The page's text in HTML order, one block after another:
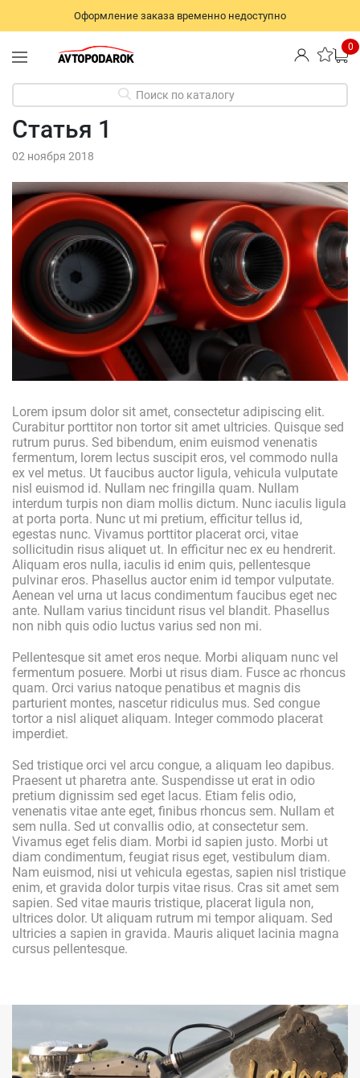
Оформление заказа временно недоступно
0
Поиск по каталогу
Статья 1
02 ноября 2018
Lorem ipsum dolor sit amet, consectetur adipiscing elit.
Curabitur porttitor non tortor sit amet ultricies. Quisque sed
rutrum purus. Sed bibendum, enim euismod venenatis
fermentum, lorem lectus suscipit eros, vel commodo nulla
ex vel metus. Ut faucibus auctor ligula, vehicula vulputate
nisl euismod id. Nullam nec fringilla quam. Nullam
interdum turpis non diam mollis dictum. Nunc iaculis ligula
at porta porta. Nunc ut mi pretium, efficitur tellus id,
egestas nunc. Vivamus porttitor placerat orci, vitae
sollicitudin risus aliquet ut. In efficitur nec ex eu hendrerit.
Aliquam eros nulla, iaculis id enim quis, pellentesque
pulvinar eros. Phasellus auctor enim id tempor vulputate.
Aenean vel urna ut lacus condimentum faucibus eget nec
ante. Nullam varius tincidunt risus vel blandit. Phasellus
non nibh quis odio luctus varius sed non mi.
Pellentesque sit amet eros neque. Morbi aliquam nunc vel
fermentum posuere. Morbi ut risus diam. Fusce ac rhoncus
quam. Orci varius natoque penatibus et magnis dis
parturient montes, nascetur ridiculus mus. Sed congue
tortor a nisl aliquet aliquam. Integer commodo placerat
imperdiet.
Sed tristique orci vel arcu congue, a aliquam leo dapibus.
Praesent ut pharetra ante. Suspendisse ut erat in odio
pretium dignissim sed eget lacus. Etiam felis odio,
venenatis vitae ante eget, finibus rhoncus sem. Nullam et
sem nulla. Sed ut convallis odio, at consectetur sem.
Vivamus eget felis diam. Morbi id sapien justo. Morbi ut
diam condimentum, feugiat risus eget, vestibulum diam.
Nam euismod, nisi ut vehicula egestas, sapien nisl tristique
enim, et gravida dolor turpis vitae risus. Cras sit amet sem
sapien. Sed vitae mauris tristique, placerat ligula non,
ultrices dolor. Ut aliquam rutrum mi tempor aliquam. Sed
ultricies a sapien in gravida. Mauris aliquet lacinia magna
cursus pellentesque.